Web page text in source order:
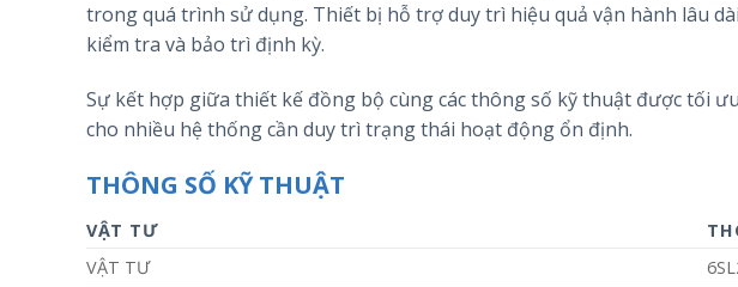
trong quá trình sử dụng. Thiết bị hỗ trợ duy trì hiệu quả vận hành lâu
kiểm tra và bảo trì định kỳ.
Sự kết hợp giữa thiết kế đồng bộ cùng các thông số kỹ thuật được tối
cho nhiều hệ thống cần duy trì trạng thái hoạt động ổn định.
THÔNG SỐ KỸ THUẬT
VẬT TƯ
VẬT TƯ